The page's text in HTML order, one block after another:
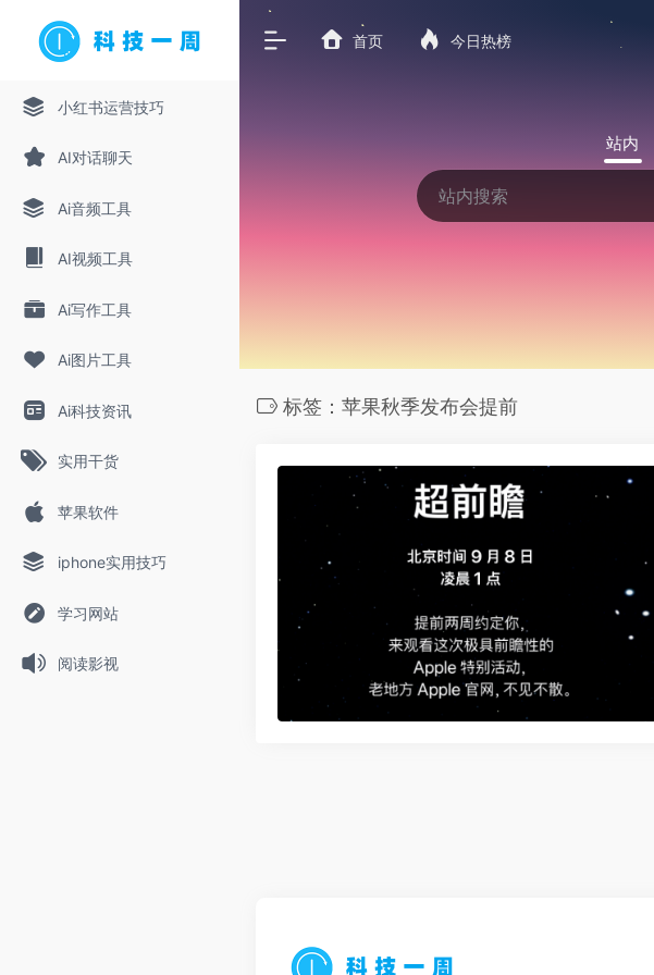
小红书运营技巧
AI对话聊天
Ai音频工具
AI视频工具
Ai写作工具
Ai图片工具
Ai科技资讯
实用干货
苹果软件
iphone实用技巧
学习网站
阅读影视
首页 今日热榜
站内
标签：苹果秋季发布会提前